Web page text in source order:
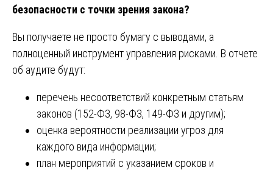
безопасности с точки зрения закона?
Вы получаете не просто бумагу с выводами, а
полноценный инструмент управления рисками. В отчете
об аудите будут:
перечень несоответствий конкретным статьям
законов (152-ФЗ, 98-ФЗ, 149-ФЗ и другим);
оценка вероятности реализации угроз для
каждого вида информации;
план мероприятий с указанием сроков и